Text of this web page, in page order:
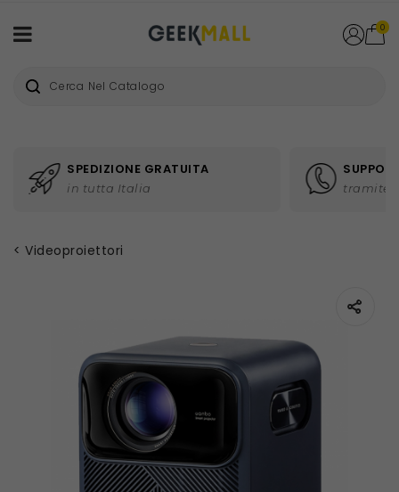
0
SPEDIZIONE GRATUITA
in tutta Italia tramite
Videoproiettori